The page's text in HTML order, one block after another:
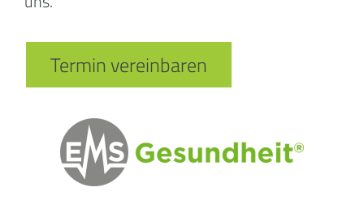
Termin vereinbaren